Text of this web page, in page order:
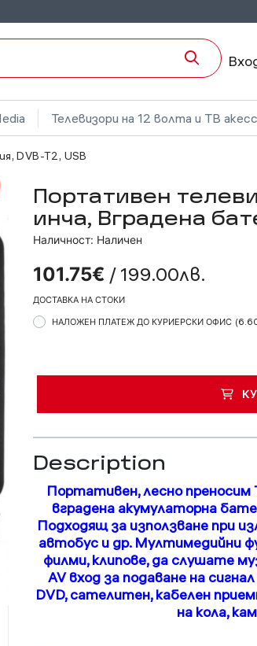
Телевизори на 12 волта и ТВ
DVB-T2, USB
Портативен
инча, Вградена
Наличност: Наличен
101.75€ / 199.00лв.
ДОСТАВКА НА СТОКИ
НАЛОЖЕН ПЛАТЕЖ ДО КУРИЕРСКИ ОФИС
Description
Портативен, лесно преносим
вградена акумулаторна
Подходящ за използване при
автобус и др. Мултимедийни
филми, клипове, да слушате
AV вход за подаване на
DVD, сателитен, кабелен
на кола,